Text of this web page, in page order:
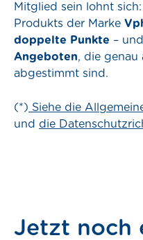
Mitglied sein lohnt
Produkts der Marke
doppelte Punkte –
Angeboten, die genau
abgestimmt sind.
(*) Siehe die
und die
Jetzt noch